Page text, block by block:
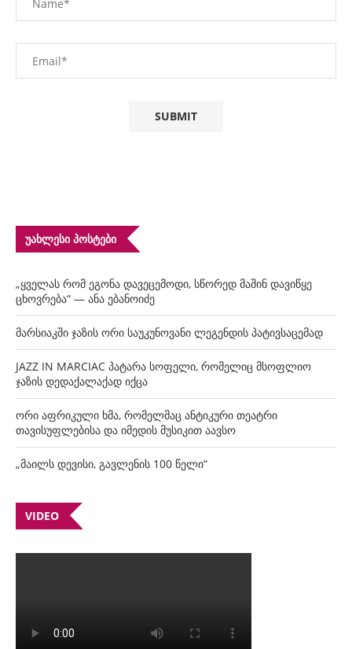
ᲣᲐᲮᲚᲔᲡᲘ ᲞᲝᲡᲢᲔᲑᲘ
„ყველას რომ ეგონა დავეცემოდი, სწორედ მაშინ დავიწყე
ცხოვრება“ — ანა ებანოიძე
მარსიაკში ჯაზის ორი საუკუნოვანი ლეგენდის პატივსაცემად
JAZZ IN MARCIAC პატარა სოფელი, რომელიც მსოფლიო
ჯაზის დედაქალაქად იქცა
ორი აფრიკული ხმა, რომელმაც ანტიკური თეატრი
თავისუფლებისა და იმედის მუსიკით აავსო
„მაილს დევისი, გავლენის 100 წელი“
VIDEO